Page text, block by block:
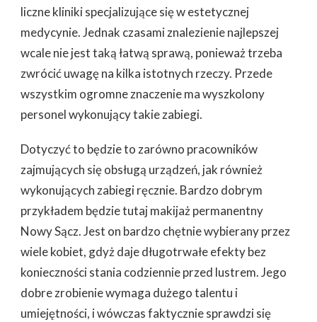
liczne kliniki specjalizujące się w estetycznej
medycynie. Jednak czasami znalezienie najlepszej
wcale nie jest taką łatwą sprawą, ponieważ trzeba
zwrócić uwagę na kilka istotnych rzeczy. Przede
wszystkim ogromne znaczenie ma wyszkolony
personel wykonujący takie zabiegi.
Dotyczyć to będzie to zarówno pracowników
zajmujących się obsługą urządzeń, jak również
wykonujących zabiegi ręcznie. Bardzo dobrym
przykładem będzie tutaj makijaż permanentny
Nowy Sącz. Jest on bardzo chętnie wybierany przez
wiele kobiet, gdyż daje długotrwałe efekty bez
konieczności stania codziennie przed lustrem. Jego
dobre zrobienie wymaga dużego talentu i
umiejętności, i wówczas faktycznie sprawdzi się